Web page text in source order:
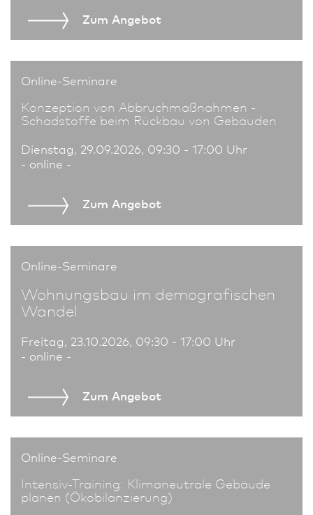
Zum An­ge­bot
Online-Seminare
Konzeption von Abbruchmaßnahmen -
Schadstoffe beim Rückbau von Gebäuden
Dienstag, 29.09.2026, 09:30 - 17:00 Uhr
- online -
Zum An­ge­bot
Online-Seminare
Wohnungs­bau im demografischen
Wandel
Freitag, 23.10.2026, 09:30 - 17:00 Uhr
- online -
Zum An­ge­bot
Online-Seminare
Intensiv-Training: Klimaneutrale Gebäude
planen (Ökobilanzierung)